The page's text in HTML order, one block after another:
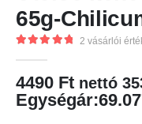
65g-
2 vásárlói
4490 Ft nettó